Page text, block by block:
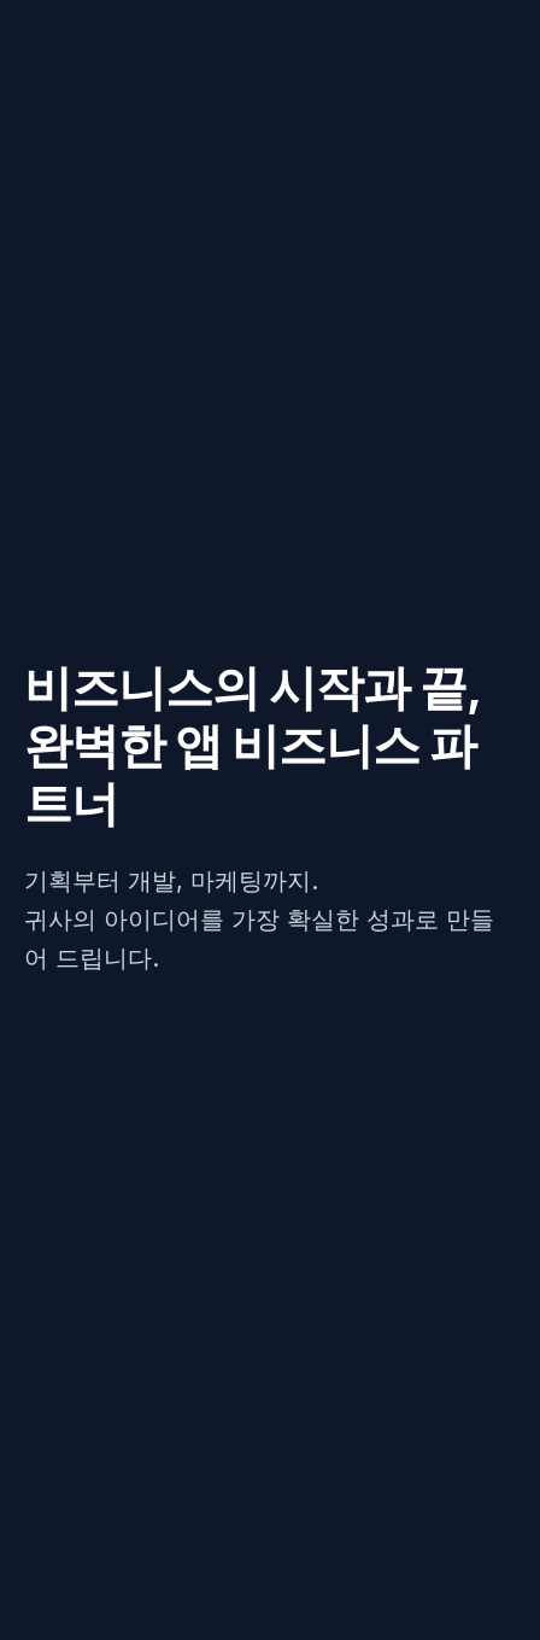
비즈니스의 시작과 끝,
완벽한 앱 비즈니스 파
트너
기획부터 개발, 마케팅까지.
귀사의 아이디어를 가장 확실한 성과로 만들
어 드립니다.